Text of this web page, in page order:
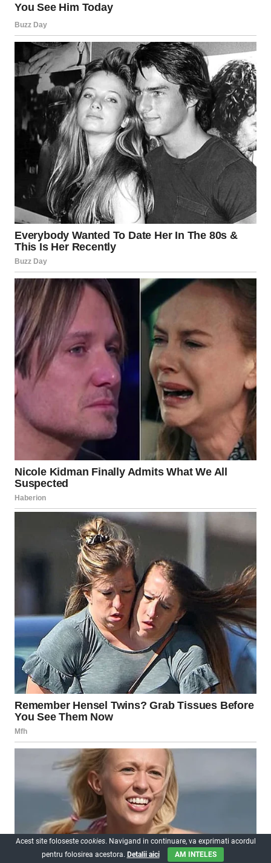
Acest site foloseste cookies. Navigand in continuare, va exprimati acordul
pentru folosirea acestora. Detalii aici AM INTELES